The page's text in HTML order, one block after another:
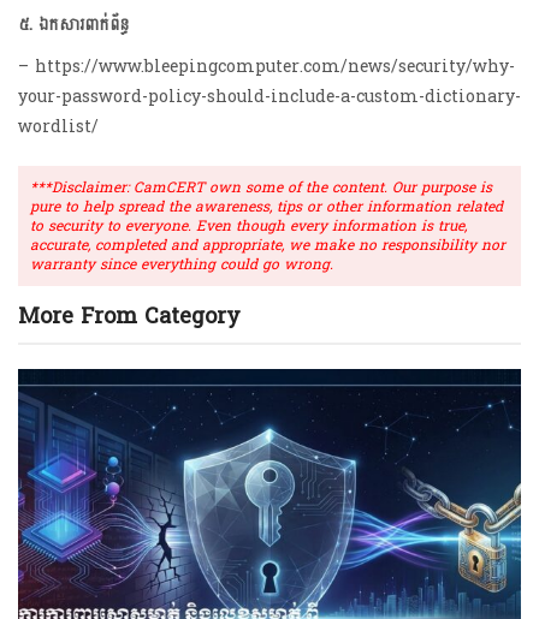
៥. ឯកសារពាក់ព័ន្ធ
– https://www.bleepingcomputer.com/news/security/why-
your-password-policy-should-include-a-custom-dictionary-
wordlist/
***Disclaimer: CamCERT own some of the content. Our purpose is
pure to help spread the awareness, tips or other information related
to security to everyone. Even though every information is true,
accurate, completed and appropriate, we make no responsibility nor
warranty since everything could go wrong.
More From Category